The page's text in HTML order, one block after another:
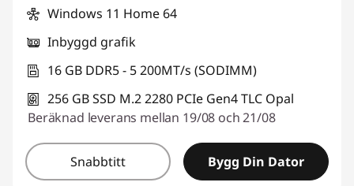
Windows 11 Home 64
Inbyggd grafik
16 GB DDR5 - 5 200MT/s (SODIMM)
256 GB SSD M.2 2280 PCIe Gen4 TLC Opal
Beräknad leverans mellan 19/08 och 21/08
Snabbtitt Bygg Din Dator